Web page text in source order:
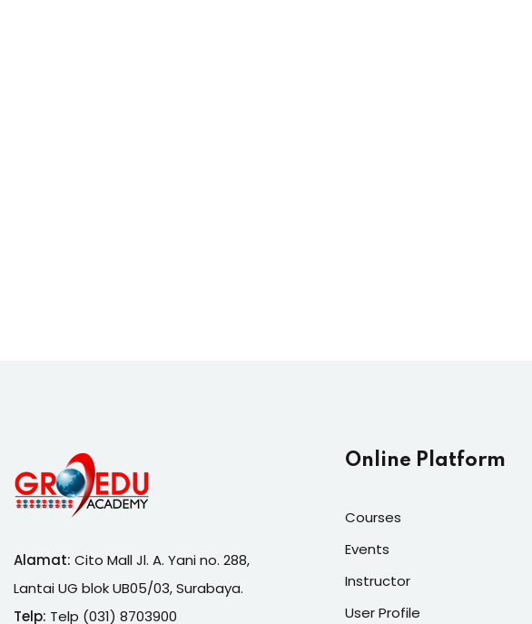
Alamat: Cito Mall Jl. A. Yani no. 288,
Lantai UG blok UB05/03, Surabaya.
Telp: Telp (031) 8703900
Online Platform
Courses
Events
Instructor
User Profile